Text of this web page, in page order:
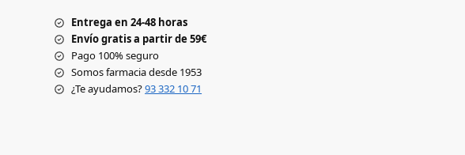
Entrega en 24-48 horas
Envío gratis a partir de 59€
Pago 100% seguro
Somos farmacia desde 1953
¿Te ayudamos?93 332 10 71